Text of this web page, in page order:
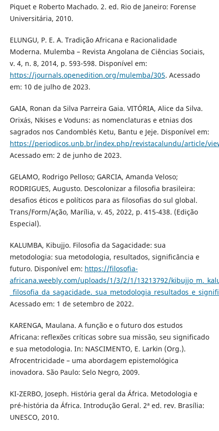
Piquet e Roberto Machado. 2. ed. Rio de Janeiro: Forense
Universitária, 2010.
ELUNGU, P. E. A. Tradição Africana e Racionalidade
Moderna. Mulemba – Revista Angolana de Ciências Sociais,
v. 4, n. 8, 2014, p. 593-598. Disponível em:
https://journals.openedition.org/mulemba/305. Acessado
em: 10 de julho de 2023.
GAIA, Ronan da Silva Parreira Gaia. VITÓRIA, Alice da Silva.
Orixás, Nkises e Voduns: as nomenclaturas e etnias dos
sagrados nos Candomblés Ketu, Bantu e Jeje. Disponível em:
https://periodicos.unb.br/index.php/revistacalundu/article/
Acessado em: 2 de junho de 2023.
GELAMO, Rodrigo Pelloso; GARCIA, Amanda Veloso;
RODRIGUES, Augusto. Descolonizar a filosofia brasileira:
desafios éticos e políticos para as filosofias do sul global.
Trans/Form/Ação, Marília, v. 45, 2022, p. 415-438. (Edição
Especial).
KALUMBA, Kibujjo. Filosofia da Sagacidade: sua
metodologia: sua metodologia, resultados, significância e
futuro. Disponível em: https://filosofia-
africana.weebly.com/uploads/1/3/2/1/13213792/
Acessado em: 1 de setembro de 2022.
KARENGA, Maulana. A função e o futuro dos estudos
Africana: reflexões críticas sobre sua missão, seu significado
e sua metodologia. In: NASCIMENTO, E. Larkin (Org.).
Afrocentricidade – uma abordagem epistemológica
inovadora. São Paulo: Selo Negro, 2009.
KI-ZERBO, Joseph. História geral da África. Metodologia e
pré-história da África. Introdução Geral. 2ª ed. rev. Brasília:
UNESCO, 2010.